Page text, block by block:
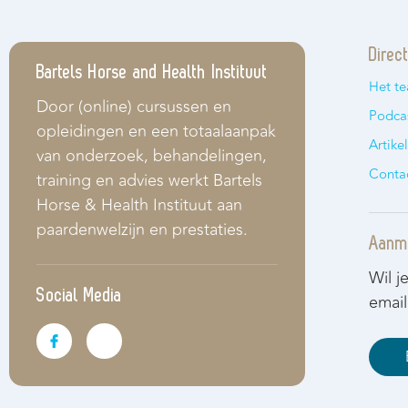
Bartels Horse and Health Instituut
Door (online) cursussen en
opleidingen en een totaalaanpak
van onderzoek, behandelingen,
training en advies werkt Bartels
Horse & Health Instituut aan
paardenwelzijn en prestaties.
Social Media
Het
Wil